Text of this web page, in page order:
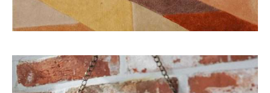
Eco Interior